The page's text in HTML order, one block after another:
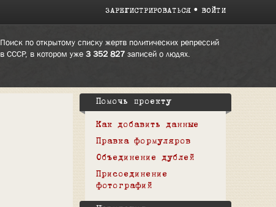
ЗАРЕГИСТРИРОВАТЬСЯ ВОЙТИ
Поиск по открытому списку жертв политических репрессий
в СССР, в котором уже 3 352 827записей о людях.
Помочь проекту
Как добавить данные
Правка формуляров
Объединение дублей
Присоединение
фотографий